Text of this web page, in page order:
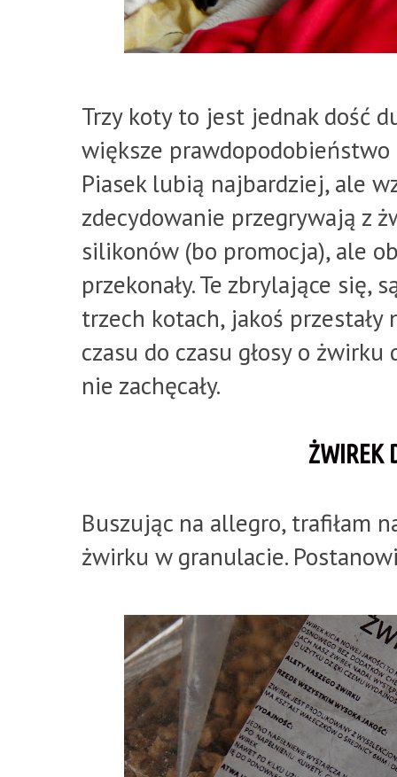
Trzy koty to jest jednak dość
większe
Piasek lubią najbardziej, ale
zdecydowanie przegrywają z
silikonów (bo promocja), ale
przekonały. Te zbrylające się,
trzech kotach, jakoś przestały
czasu do czasu głosy o
nie zachęcały.
ŻWIREK
Buszując na allegro, trafiłam
żwirku w granulacie.